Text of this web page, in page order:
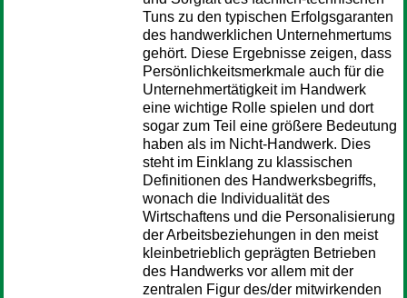
Tuns zu den typischen Erfolgsgaranten
des handwerklichen Unternehmertums
gehört. Diese Ergebnisse zeigen, dass
Persönlichkeitsmerkmale auch für die
Unternehmertätigkeit im Handwerk
eine wichtige Rolle spielen und dort
sogar zum Teil eine größere Bedeutung
haben als im Nicht-Handwerk. Dies
steht im Einklang zu klassischen
Definitionen des Handwerksbegriffs,
wonach die Individualität des
Wirtschaftens und die Personalisierung
der Arbeitsbeziehungen in den meist
kleinbetrieblich geprägten Betrieben
des Handwerks vor allem mit der
zentralen Figur des/der mitwirkenden